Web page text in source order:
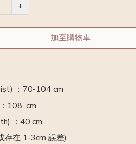
+
加至購物車
：70-104 cm
108  cm
：40 cm
存在 1-3cm 誤差)